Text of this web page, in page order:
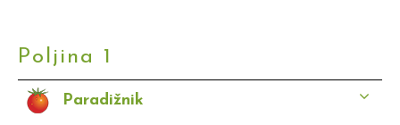
Poljina 1
Paradižnik